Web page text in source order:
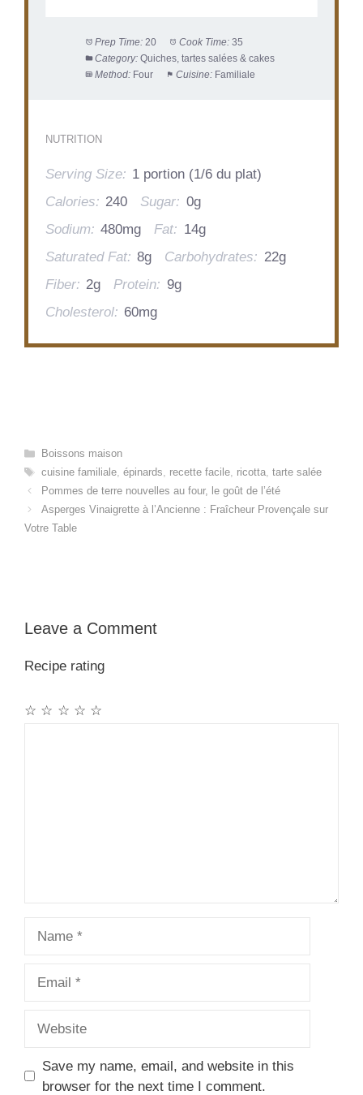
Prep Time: 20 Cook Time: 35
Category: Quiches, tartes salées & cakes
Method: Four Cuisine: Familiale
NUTRITION
Serving Size: 1 portion (1/6 du plat)
Calories: 240 Sugar: 0g
Sodium: 480mg Fat: 14g
Saturated Fat: 8g Carbohydrates: 22g
Fiber: 2g Protein: 9g
Cholesterol: 60mg
Categories
Boissons maison
Tags
cuisine familiale, épinards, recette facile, ricotta, tarte salée
Pommes de terre nouvelles au four, le goût de l’été
Asperges Vinaigrette à l’Ancienne : Fraîcheur Provençale sur
Votre Table
Leave a Comment
Recipe rating
☆
☆
☆
☆
☆
Save my name, email, and website in this
browser for the next time I comment.